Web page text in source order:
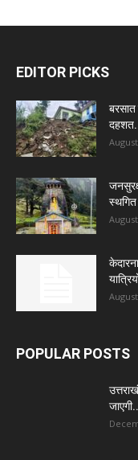
EDITOR PICKS
स्थगित
POPULAR POSTS